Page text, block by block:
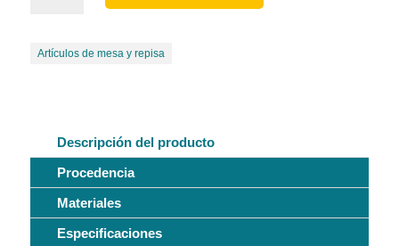
Artículos de mesa y repisa
Descripción del producto
Procedencia
Materiales
Especificaciones